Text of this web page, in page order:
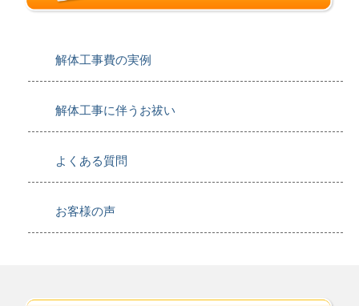
解体工事費の実例
解体工事に伴うお祓い
よくある質問
お客様の声